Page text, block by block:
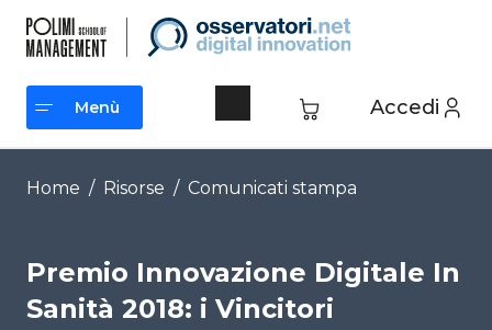
contenuto
Accedi
Menù
Menù
Home / Risorse / Comunicati stampa
Premio Innovazione Digitale In
Sanità 2018: i Vincitori